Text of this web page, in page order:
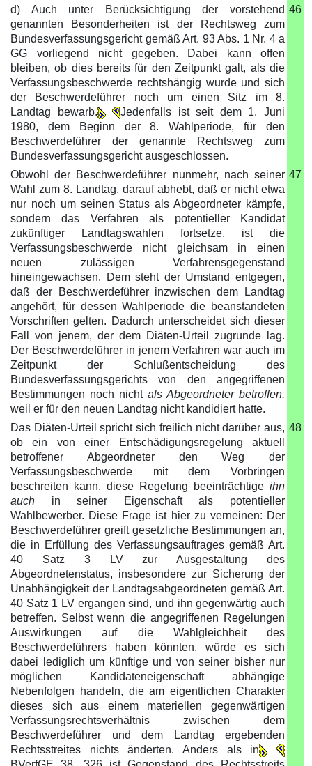
d) Auch unter Berücksichtigung der vorstehend
genannten Besonderheiten ist der Rechtsweg zum
Bundesverfassungsgericht gemäß Art. 93 Abs. 1 Nr. 4 a
GG vorliegend nicht gegeben. Dabei kann offen
bleiben, ob dies bereits für den Zeitpunkt galt, als die
Verfassungsbeschwerde rechtshängig wurde und sich
der Beschwerdeführer noch um einen Sitz im 8.
Landtag bewarb.
Jedenfalls ist seit dem 1. Juni
1980, dem Beginn der 8. Wahlperiode, für den
Beschwerdeführer der genannte Rechtsweg zum
Bundesverfassungsgericht ausgeschlossen.
46
Obwohl der Beschwerdeführer nunmehr, nach seiner
Wahl zum 8. Landtag, darauf abhebt, daß er nicht etwa
nur noch um seinen Status als Abgeordneter kämpfe,
sondern das Verfahren als potentieller Kandidat
zukünftiger Landtagswahlen fortsetze, ist die
Verfassungsbeschwerde nicht gleichsam in einen
neuen zulässigen Verfahrensgegenstand
hineingewachsen. Dem steht der Umstand entgegen,
daß der Beschwerdeführer inzwischen dem Landtag
angehört, für dessen Wahlperiode die beanstandeten
Vorschriften gelten. Dadurch unterscheidet sich dieser
Fall von jenem, der dem Diäten-Urteil zugrunde lag.
Der Beschwerdeführer in jenem Verfahren war auch im
Zeitpunkt der Schlußentscheidung des
Bundesverfassungsgerichts von den angegriffenen
Bestimmungen noch nicht als Abgeordneter betroffen,
weil er für den neuen Landtag nicht kandidiert hatte.
47
Das Diäten-Urteil spricht sich freilich nicht darüber aus,
ob ein von einer Entschädigungsregelung aktuell
betroffener Abgeordneter den Weg der
Verfassungsbeschwerde mit dem Vorbringen
beschreiten kann, diese Regelung beeinträchtige ihn
auch in seiner Eigenschaft als potentieller
Wahlbewerber. Diese Frage ist hier zu verneinen: Der
Beschwerdeführer greift gesetzliche Bestimmungen an,
die in Erfüllung des Verfassungsauftrages gemäß Art.
40 Satz 3 LV zur Ausgestaltung des
Abgeordnetenstatus, insbesondere zur Sicherung der
Unabhängigkeit der Landtagsabgeordneten gemäß Art.
40 Satz 1 LV ergangen sind, und ihn gegenwärtig auch
betreffen. Selbst wenn die angegriffenen Regelungen
Auswirkungen auf die Wahlgleichheit des
Beschwerdeführers haben könnten, würde es sich
dabei lediglich um künftige und von seiner bisher nur
möglichen Kandidateneigenschaft abhängige
Nebenfolgen handeln, die am eigentlichen Charakter
dieses sich aus einem materiellen gegenwärtigen
Verfassungsrechtsverhältnis zwischen dem
Beschwerdeführer und dem Landtag ergebenden
Rechtsstreites nichts änderten. Anders als in
48